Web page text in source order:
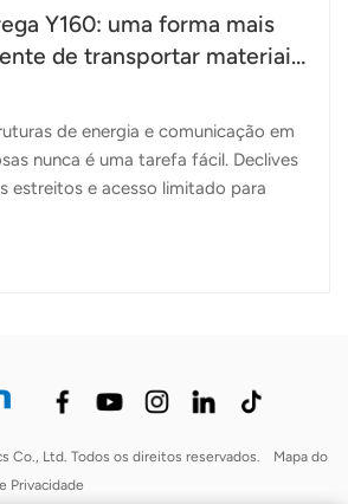
Y160: uma forma mais
de transportar materiais
em terrenos
de energia e comunicação em
nunca é uma tarefa fácil. Declives
estreitos e acesso limitado para
partes mais desafiantes e
projeto.Recentemente, Drone de
era simples, mas exigente:
da torre de uma área de
da torre. A construção de torres de
Co., Ltd. Todos os direitos reservados.
Mapa do
Privacidade